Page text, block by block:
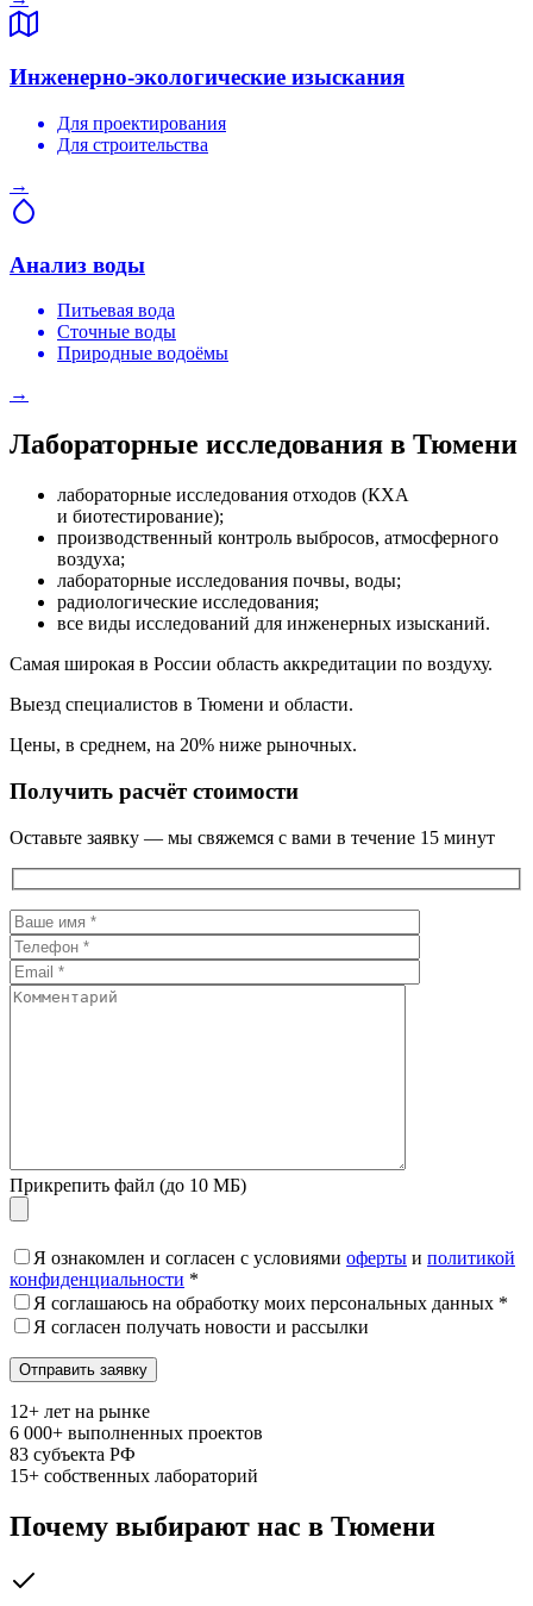
Инженерно-экологические изыскания
Для проектирования
Для строительства
→
Анализ воды
Питьевая вода
Сточные воды
Природные водоёмы
→
Лабораторные исследования в Тюмени
лабораторные исследования отходов (КХА
и биотестирование);
производственный контроль выбросов, атмосферного
воздуха;
лабораторные исследования почвы, воды;
радиологические исследования;
все виды исследований для инженерных изысканий.
Самая широкая в России область аккредитации по воздуху.
Выезд специалистов в Тюмени и области.
Цены, в среднем, на 20% ниже рыночных.
Получить расчёт стоимости
Оставьте заявку — мы свяжемся с вами в течение 15 минут
Прикрепить файл (до 10 МБ)
Я ознакомлен и согласен с условиями оферты и политикой
конфиденциальности *
Я соглашаюсь на обработку моих персональных данных *
Я согласен получать новости и рассылки
12+ лет на рынке
6 000+ выполненных проектов
83 субъекта РФ
15+ собственных лабораторий
Почему выбирают нас в Тюмени